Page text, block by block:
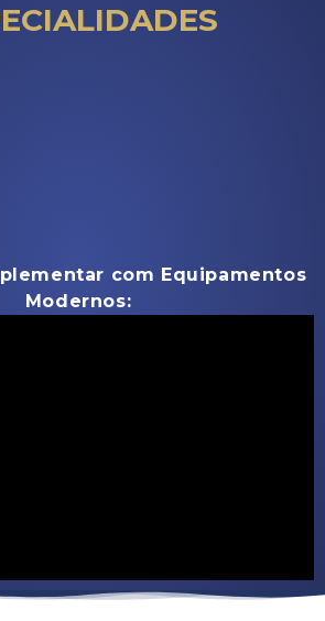
com Equipamentos
Modernos: